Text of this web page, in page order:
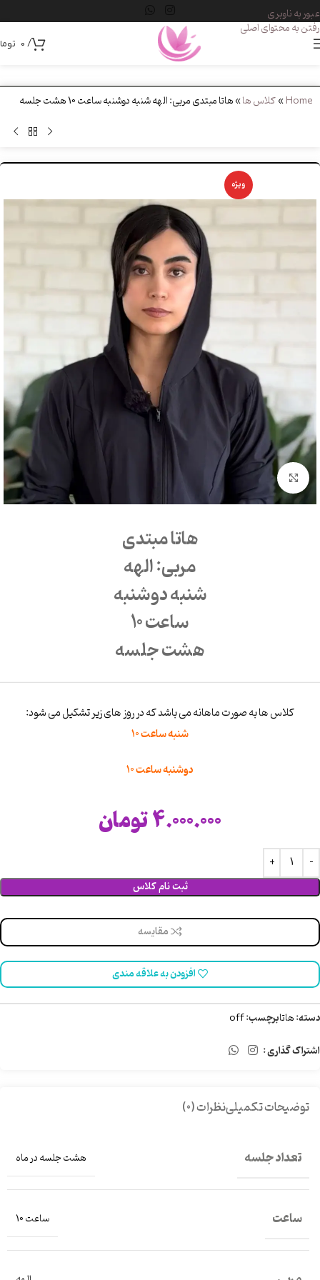
عبور به ناوبری
رفتن به محتوای اصلی
/
0
Home
»کلاس ها»هاتا مبتدی مربی: الهه شنبه دوشنبه ساعت 10 هشت جلسه
ویژه
بزرگنمایی تصویر
هاتا مبتدی
مربی: الهه
شنبه دوشنبه
ساعت 10
هشت جلسه
کلاس ها به صورت ماهانه می باشد که در روز های زیر تشکیل می شود:
شنبه ساعت 10
دوشنبه ساعت 10
4.000.000تومان
ثبت نام کلاس
مقایسه
افزودن به علاقه مندی
دسته:هاتابرچسب:off
اشتراک گذاری :
توضیحات تکمیلینظرات (0)
تعداد جلسه هشت جلسه در ماه
ساعت ساعت 10